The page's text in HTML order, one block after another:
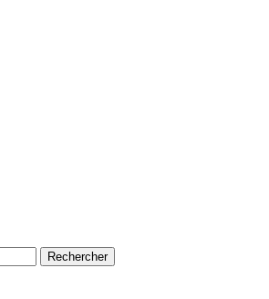
Rechercher